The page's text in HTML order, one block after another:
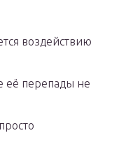
воздействию
её перепады не